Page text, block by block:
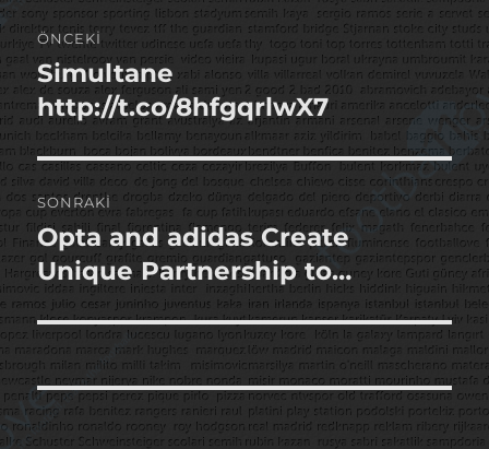
Yazı
gezinmesi
ÖNCEKI
Önceki
yazı:
Simultane
http://t.co/8hfgqrlwX7
SONRAKI
Sonraki
yazı:
Opta and adidas Create
Unique Partnership to…